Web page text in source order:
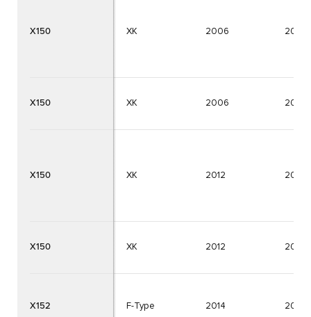
XK 2006 2012
XK 2006 2012
XK 2012 2014
XK 2012 2014
F-Type 2014 2024
X150
X150
X150
X150
X152